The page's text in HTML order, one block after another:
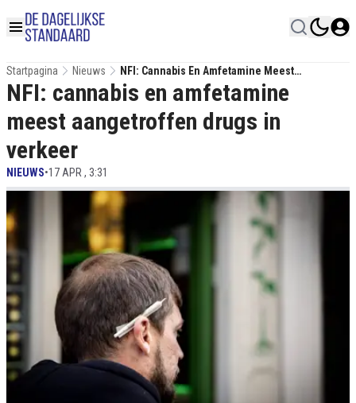
Startpagina Nieuws
NFI: Cannabis En Amfetamine Meest
Aangetroffen Drugs In Verkeer
NFI: cannabis en amfetamine
meest aangetroffen drugs in
verkeer
NIEUWS•17 APR , 3:31